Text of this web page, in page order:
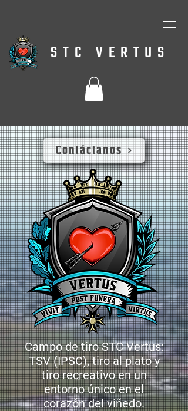
STC VERTUS
Contáctanos
Campo de tiro STC Vertus:
TSV (IPSC), tiro al plato y
tiro recreativo en un
entorno único en el
corazón del viñedo.